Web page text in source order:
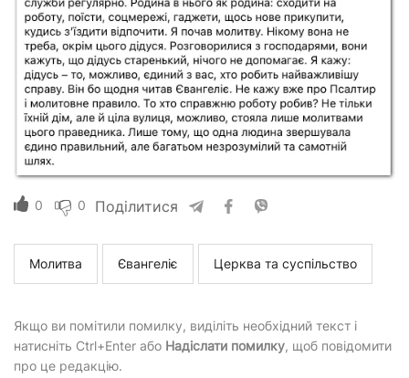
0 0 Поділитися
Молитва Євангеліє Церква та суспільство
Якщо ви помітили помилку, виділіть необхідний текст і
натисніть Ctrl+Enter або Надіслати помилку, щоб повідомити
про це редакцію.